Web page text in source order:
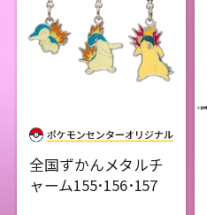
全国ずかんメタルチ
ャーム155･156･157